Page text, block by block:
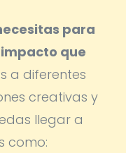
para
que
a diferentes
creativas y
llegar a
como: